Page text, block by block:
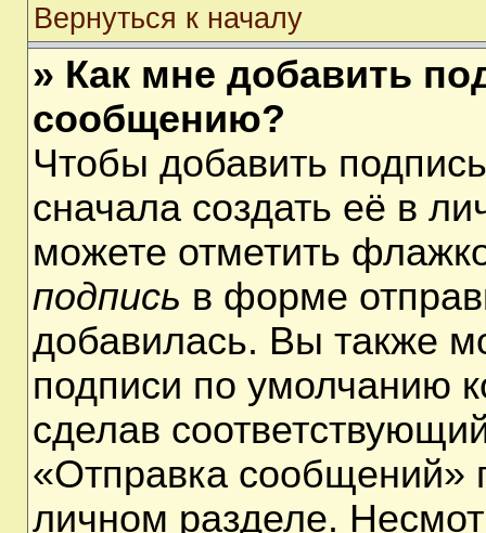
Вернуться к началу
» Как мне добавить
сообщению?
Чтобы добавить
сначала создать её в
можете отметить
подпись в форме
добавилась. Вы также
подписи по умолчанию
сделав
«Отправка сообщений»
личном разделе.